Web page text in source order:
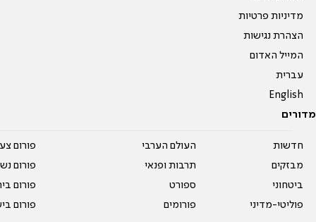
מדיניות פרטיות
הצהרת נגישות
המייל האדום
עברית
English
מדורים
חדשות
מבזקים
ביטחוני
פוליטי-מדיני
העולם הערבי
תרבות ופנאי
ספורט
פורומים
פורום
פורום
פורום
פורום